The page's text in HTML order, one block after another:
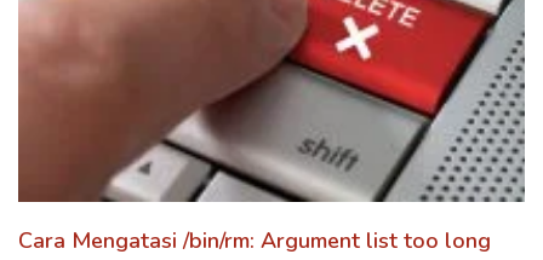
Cara Mengatasi /bin/rm: Argument list too long